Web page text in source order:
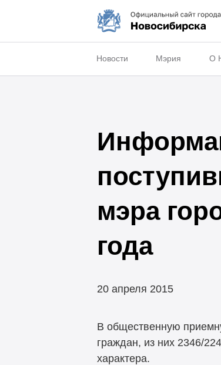
Новости Мэрия О
мэра
года
20 апреля 2015
В общественную
граждан, из них 2346/
характера.